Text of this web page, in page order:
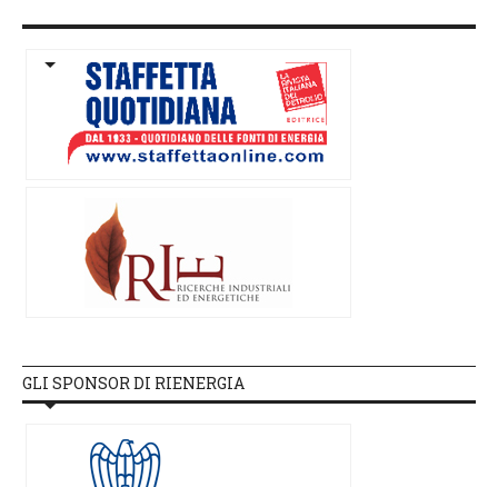
GLI SPONSOR DI RIENERGIA